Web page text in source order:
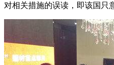
对相关措施的误读，即该国只